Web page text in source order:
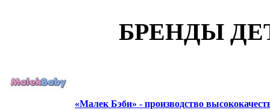
БРЕНДЫ
«Малек Бэби» - производство